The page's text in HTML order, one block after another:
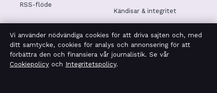
RSS-flöde
Kändisar & integritet
Integritetspolicy
Vi använder nödvändiga cookies för att driva sajten och, med
ditt samtycke, cookies för analys och annonsering för att
förbättra den och finansiera vår journalistik. Se vår
Cookiepolicy och Integritetspolicy.